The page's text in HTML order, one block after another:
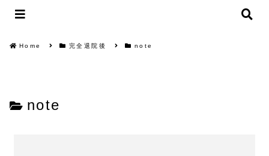
Home 完全退院後 note
note